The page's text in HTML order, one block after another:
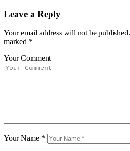
Leave a Reply
Your email address will not be published.
marked *
Your Comment
Your Name *